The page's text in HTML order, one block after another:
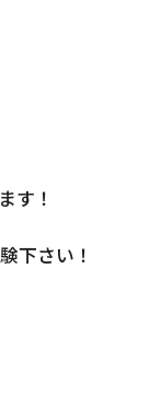
す！
下さい！